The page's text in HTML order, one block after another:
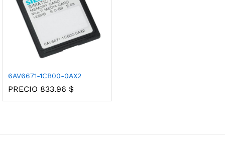
6AV6671-1CB00-0AX2
PRECIO 833.96 $